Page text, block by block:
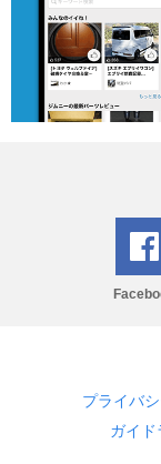
プライバ
ガイド